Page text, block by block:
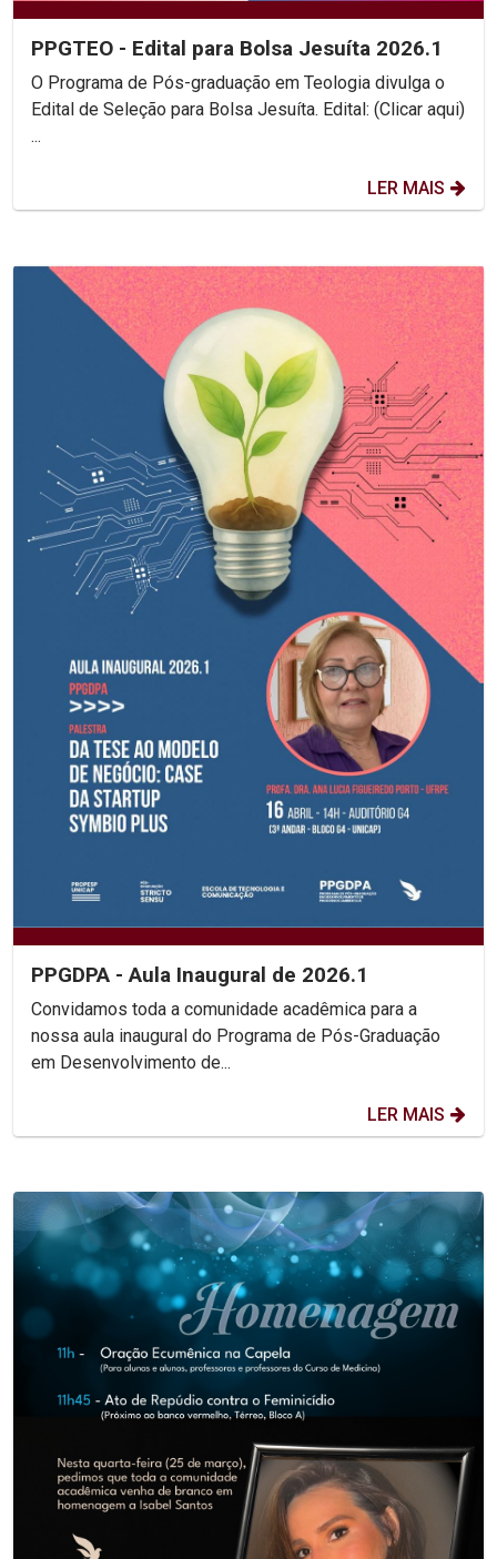
PPGTEO - Edital para Bolsa Jesuíta 2026.1
O Programa de Pós-graduação em Teologia divulga o
Edital de Seleção para Bolsa Jesuíta. Edital: (Clicar aqui)
...
LER MAIS
PPGDPA - Aula Inaugural de 2026.1
Convidamos toda a comunidade acadêmica para a
nossa aula inaugural do Programa de Pós-Graduação
em Desenvolvimento de...
LER MAIS